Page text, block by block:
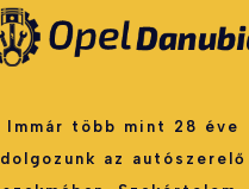
Immár több mint 28 éve
dolgozunk az autószerelő